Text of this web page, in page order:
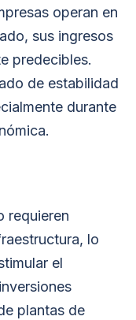
operan en
sus ingresos
predecibles.
de estabilidad
durante
requieren
lo
el
plantas de